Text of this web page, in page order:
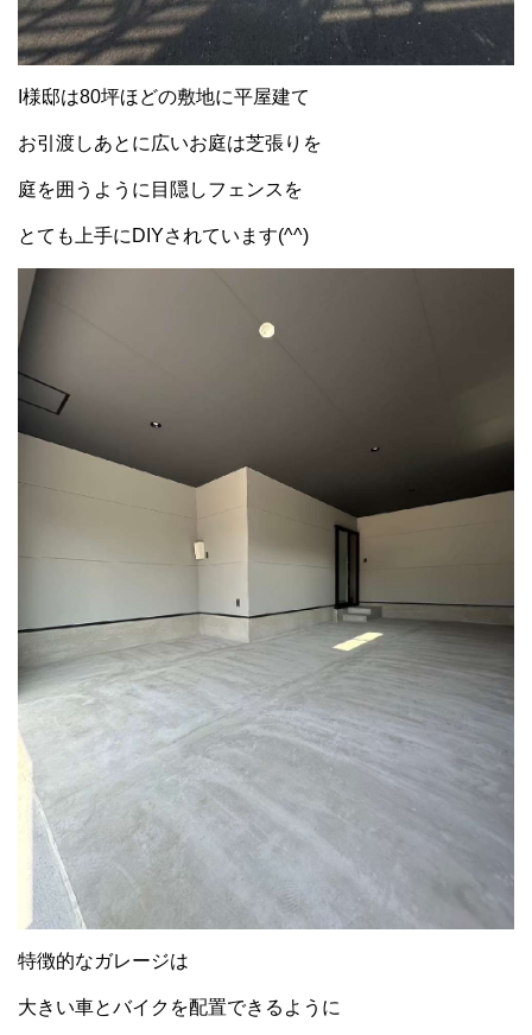
I様邸は80坪ほどの敷地に平屋建て
お引渡しあとに広いお庭は芝張りを
庭を囲うように目隠しフェンスを
とても上手にDIYされています(^^)
特徴的なガレージは
大きい車とバイクを配置できるように